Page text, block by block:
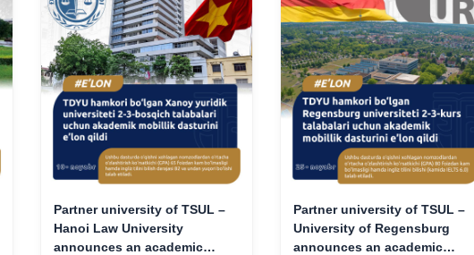
Partner university of TSUL –
Hanoi Law University
announces an academic
Partner university of TSUL –
University of Regensburg
announces an academic